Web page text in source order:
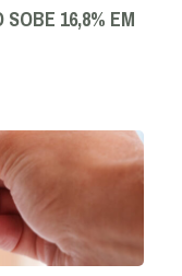
16,8% EM